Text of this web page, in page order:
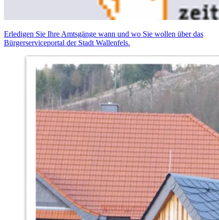
Erledigen Sie Ihre Amtsgänge wann und wo Sie wollen über das
Bürgerserviceportal der Stadt Wallenfels.